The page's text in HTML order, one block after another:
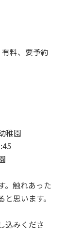
料、要予約
稚園
。触れあった
思います。
込みくださ